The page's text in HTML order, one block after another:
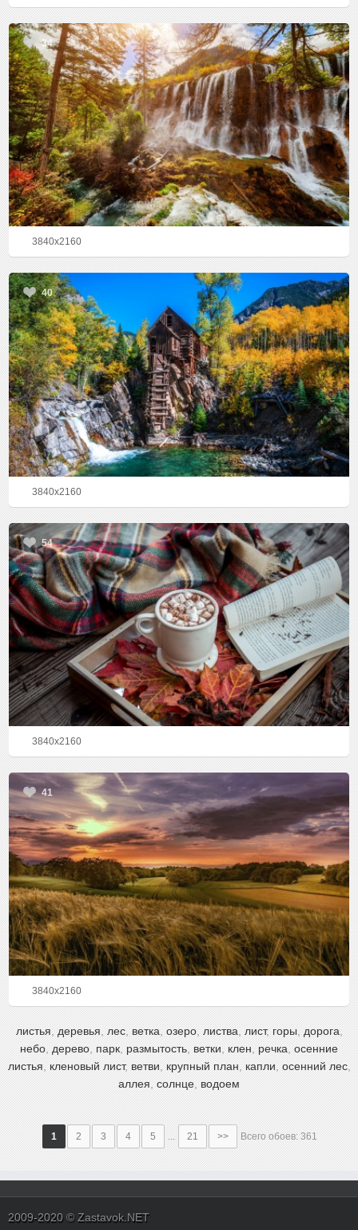
34
3840x2160
40
3840x2160
54
3840x2160
41
3840x2160
листья деревья лес, ветка озеро, листва лист, горы, дорога
небо дерево парк размытость ветки клен речка осенние
листья кленовый лист, ветви крупный план капли осенний лес,
аллея солнце водоем
1 2 3 4 5 ... 21 >> Всего обоев: 361
2009-2020 © Zastavok.NET